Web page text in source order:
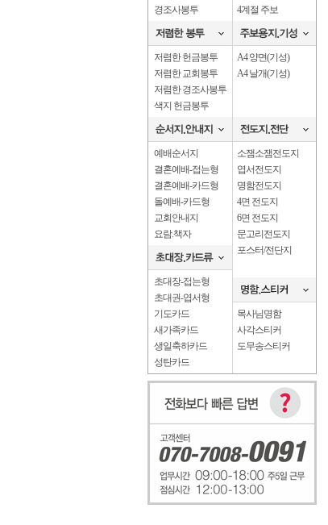
경조사봉투
저렴한 헌금봉투
저렴한 교회봉투
저렴한 경조사봉투
색지 헌금봉투
예배순서지
결혼예배-접는형
결혼예배-카드형
돌예배-카드형
교회안내지
요람.책자
초대장-접는형
초대권-엽서형
기도카드
새가족카드
생일축하카드
성탄카드
4계절 주보
A4 양면(기성)
A4 날개(기성)
소잼소잼전도지
엽서전도지
명함전도지
4면 전도지
6면 전도지
문고리전도지
포스터/전단지
목사님명함
사각스티커
도무송스티커